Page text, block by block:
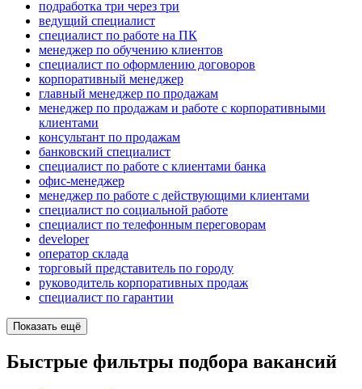
подработка три через три
ведущий специалист
специалист по работе на ПК
менеджер по обучению клиентов
специалист по оформлению договоров
корпоративный менеджер
главный менеджер по продажам
менеджер по продажам и работе с корпоративными
клиентами
консультант по продажам
банковский специалист
специалист по работе с клиентами банка
офис-менеджер
менеджер по работе с действующими клиентами
специалист по социальной работе
специалист по телефонным переговорам
developer
оператор склада
торговый представитель по городу
руководитель корпоративных продаж
специалист по гарантии
Показать ещё
Быстрые фильтры подбора вакансий